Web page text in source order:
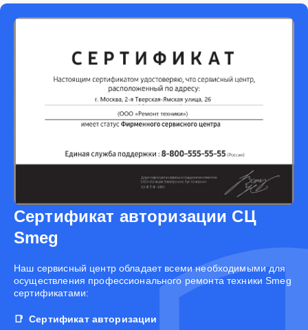
Сертификат авторизации СЦ
Smeg
Наш сервисный центр обладает всеми необходимыми для
осуществления профессионального ремонта техники Smeg
сертификатами:
Сертификат авторизации